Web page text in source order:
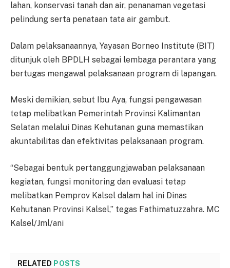
lahan, konservasi tanah dan air, penanaman vegetasi
pelindung serta penataan tata air gambut.
Dalam pelaksanaannya, Yayasan Borneo Institute (BIT)
ditunjuk oleh BPDLH sebagai lembaga perantara yang
bertugas mengawal pelaksanaan program di lapangan.
Meski demikian, sebut Ibu Aya, fungsi pengawasan
tetap melibatkan Pemerintah Provinsi Kalimantan
Selatan melalui Dinas Kehutanan guna memastikan
akuntabilitas dan efektivitas pelaksanaan program.
“Sebagai bentuk pertanggungjawaban pelaksanaan
kegiatan, fungsi monitoring dan evaluasi tetap
melibatkan Pemprov Kalsel dalam hal ini Dinas
Kehutanan Provinsi Kalsel,” tegas Fathimatuzzahra. MC
Kalsel/Jml/ani
RELATED POSTS